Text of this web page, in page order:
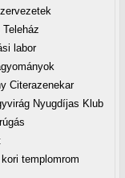
labor
Citerazenekar
Nyugdíjas Klub
templomrom